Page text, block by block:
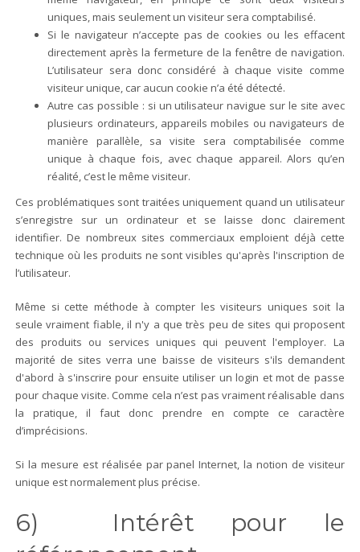
uniques, mais seulement un visiteur sera comptabilisé.
Si le navigateur n’accepte pas de cookies ou les effacent
directement après la fermeture de la fenêtre de navigation.
L’utilisateur sera donc considéré à chaque visite comme
visiteur unique, car aucun cookie n’a été détecté.
Autre cas possible : si un utilisateur navigue sur le site avec
plusieurs ordinateurs, appareils mobiles ou navigateurs de
manière parallèle, sa visite sera comptabilisée comme
unique à chaque fois, avec chaque appareil. Alors qu’en
réalité, c’est le même visiteur.
Ces problématiques sont traitées uniquement quand un utilisateur
s’enregistre sur un ordinateur et se laisse donc clairement
identifier. De nombreux sites commerciaux emploient déjà cette
technique où les produits ne sont visibles qu'après l'inscription de
l’utilisateur.
Même si cette méthode à compter les visiteurs uniques soit la
seule vraiment fiable, il n'y a que très peu de sites qui proposent
des produits ou services uniques qui peuvent l'employer. La
majorité de sites verra une baisse de visiteurs s'ils demandent
d'abord à s'inscrire pour ensuite utiliser un login et mot de passe
pour chaque visite. Comme cela n’est pas vraiment réalisable dans
la pratique, il faut donc prendre en compte ce caractère
d’imprécisions.
Si la mesure est réalisée par panel Internet, la notion de visiteur
unique est normalement plus précise.
6) Intérêt pour le